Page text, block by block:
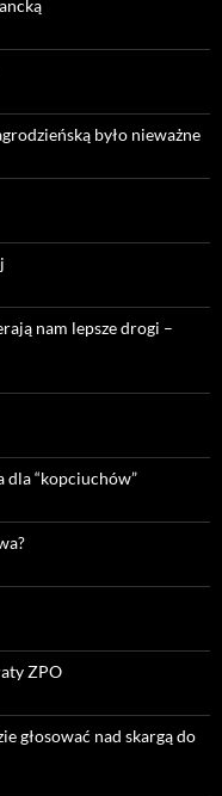
było nieważne
nam lepsze drogi –
dla “kopciuchów”
ZPO
głosować nad skargą do